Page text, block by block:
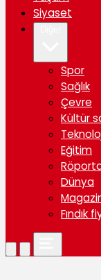
Siyaset
Spor
Sağlık
Çevre
Kültür
Eğitim
Dünya
Fındık